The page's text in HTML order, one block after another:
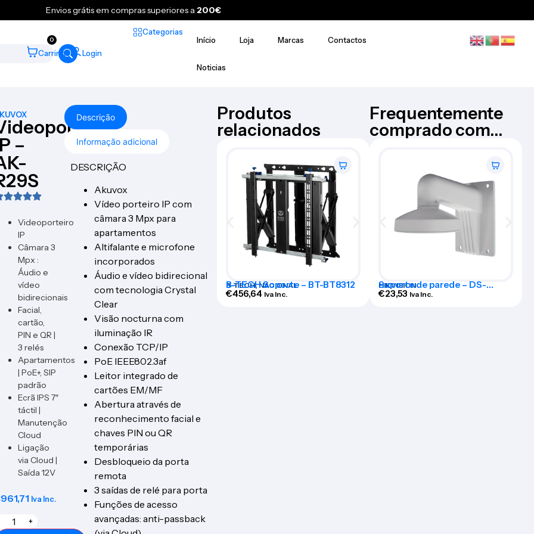
Envios grátis em compras superiores a 200€
0
Carrinho Login
Categorias
Início
Loja Marcas Contactos
Noticias
–
Videoporteiro
IP
Câmara 3
Mpx :
Áudio e
vídeo
bidirecionais
Facial,
cartão,
PIN e QR |
3 relés
Apartamentos
| PoE+, SIP
padrão
Ecrã IPS 7″
táctil |
Manutenção
Cloud
Ligação
via Cloud |
Saída 12V
961,71 Iva Inc.
+
Descrição
Informação adicional
DESCRIÇÃO
Akuvox
Vídeo porteiro IP com
câmara 3 Mpx para
apartamentos
Altifalante e microfone
incorporados
Áudio e vídeo bidirecional
com tecnologia Crystal
Clear
Visão nocturna com
iluminação IR
Conexão TCP/IP
PoE IEEE802.3af
Leitor integrado de
cartões EM/MF
Abertura através de
reconhecimento facial e
chaves PIN ou QR
temporárias
Desbloqueio da porta
remota
3 saídas de relé para porta
Funções de acesso
avançadas: anti-passback
Produtos
relacionados
B-TECH,NACIONAL
B-TECH Soporte – BT-BT8312
€456,64 Iva Inc.
Contacto magnetico e
impacto – CLV-03-W
Frequentemente
comprado com...
HIKVISION
Suporte de parede – DS-
1273ZJ
€23,53 Iva Inc.